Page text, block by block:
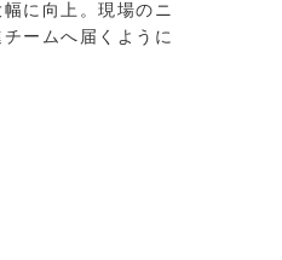
に向上。現場のニ
ームへ届くように